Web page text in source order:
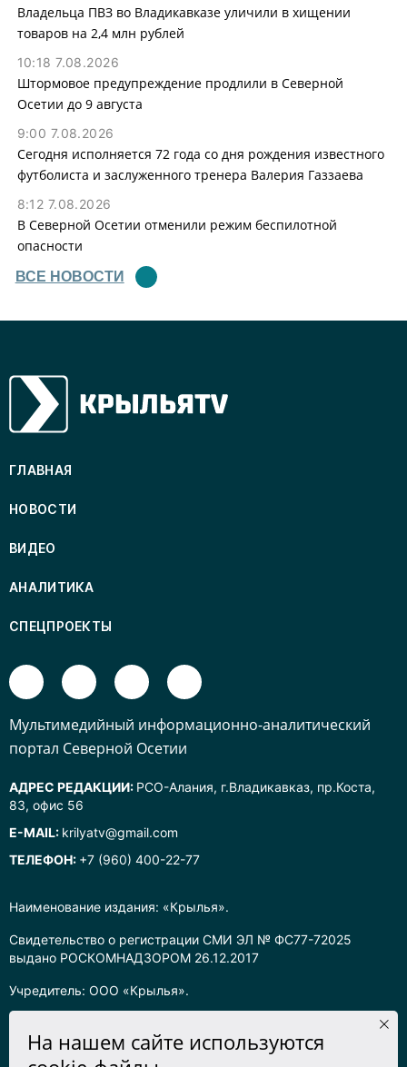
Владельца ПВЗ во Владикавказе уличили в хищении
товаров на 2,4 млн рублей
10:18 7.08.2026
Штормовое предупреждение продлили в Северной
Осетии до 9 августа
9:00 7.08.2026
Сегодня исполняется 72 года со дня рождения известного
футболиста и заслуженного тренера Валерия Газзаева
8:12 7.08.2026
В Северной Осетии отменили режим беспилотной
опасности
ВСЕ НОВОСТИ
Наименование издания: «Крылья».
Свидетельство о регистрации СМИ ЭЛ № ФС77-72025
выдано РОСКОМНАДЗОРОМ 26.12.2017
Учредитель: ООО «Крылья».
Информация на сайте предназначена для лиц старше 16 лет.
ГЛАВНАЯ
НОВОСТИ
ВИДЕО
АНАЛИТИКА
СПЕЦПРОЕКТЫ
Mультимедийный информационно-аналитический
портал Северной Осетии
АДРЕС РЕДАКЦИИ: РСО-Алания, г.Владикавказ, пр.Коста,
83, офис 56
E-MAIL: krilyatv@gmail.com
ТЕЛЕФОН: +7 (960) 400-22-77
На нашем сайте используются